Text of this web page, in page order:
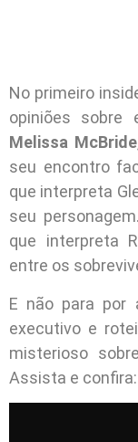
No primeiro
opiniões sobre
Melissa McBride
seu encontro
que interpreta
seu
que interpreta
entre os
E não para por
executivo e
misterioso
Assista e confira: